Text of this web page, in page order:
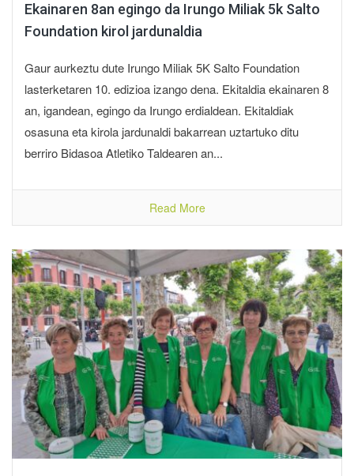
Ekainaren 8an egingo da Irungo Miliak 5k Salto
Foundation kirol jardunaldia
Gaur aurkeztu dute Irungo Miliak 5K Salto Foundation
lasterketaren 10. edizioa izango dena. Ekitaldia ekainaren 8
an, igandean, egingo da Irungo erdialdean. Ekitaldiak
osasuna eta kirola jardunaldi bakarrean uztartuko ditu
berriro Bidasoa Atletiko Taldearen an...
Read More